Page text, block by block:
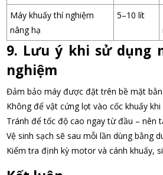
Máy khuấy thí nghiệm
nâng hạ
5–10 lít
9. Lưu ý khi sử dụng
nghiệm
Đảm bảo máy được đặt trên bề mặt
Không để vật cứng lọt vào cốc khuấy
Tránh để tốc độ cao ngay từ đầu – nên
Vệ sinh sạch sẽ sau mỗi lần dùng bằng
Kiểm tra định kỳ motor và cánh khuấy,